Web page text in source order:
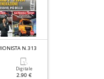
N.313
Digitale
2.90 €